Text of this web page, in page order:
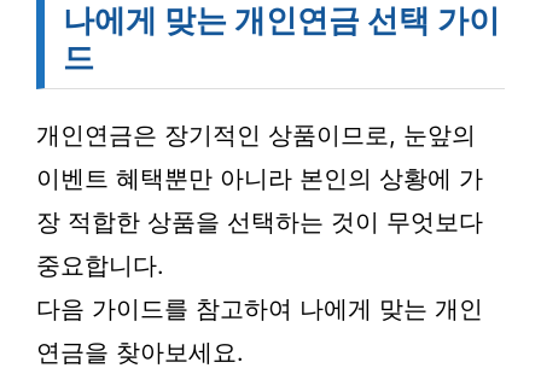
나에게 맞는 개인연금 선택 가이
드
개인연금은 장기적인 상품이므로, 눈앞의
이벤트 혜택뿐만 아니라 본인의 상황에 가
장 적합한 상품을 선택하는 것이 무엇보다
중요합니다.
다음 가이드를 참고하여 나에게 맞는 개인
연금을 찾아보세요.